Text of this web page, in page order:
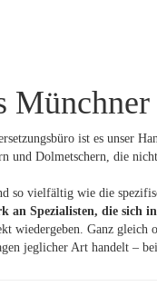
ist es unser
und Dolmetschern, die
so vielfältig wie die
an Spezialisten, die sich
wiedergeben. Ganz
jeglicher Art handelt –